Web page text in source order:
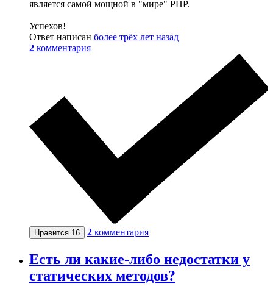
является самой мощной в "мире" PHP.
Успехов!
Ответ написан более трёх лет назад
2 комментария
Нравится 16 2 комментария
Есть ли какие-либо недостатки у
статических методов?